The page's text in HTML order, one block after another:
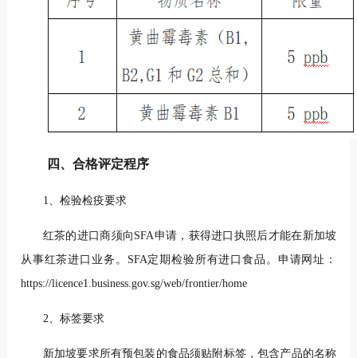
四、合格评定程序
1、检验检疫要求
红茶的进口商须向SFA申请，获得进口执照后才能在新加坡
从事红茶进口业务。SFA定期检验所有进口食品。申请网址：
https://licence1.business.gov.sg/web/frontier/home
2、标签要求
新加坡要求所有预包装的食品须贴附标签，包含产品的名称